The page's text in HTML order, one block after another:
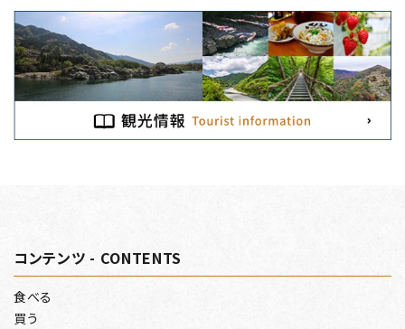
コンテンツ - CONTENTS
食べる
買う